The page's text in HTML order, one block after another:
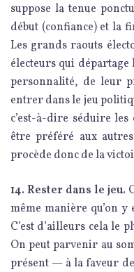
suppose la tenue
début (confiance) et la
Les grands raouts
électeurs qui
personnalité, de leur
entrer dans le jeu
c’est-à-dire séduire
être préféré aux
procède donc de la
14. Rester dans le jeu.
même manière qu’on y
C’est d’ailleurs cela
On peut parvenir au
présent — à la faveur